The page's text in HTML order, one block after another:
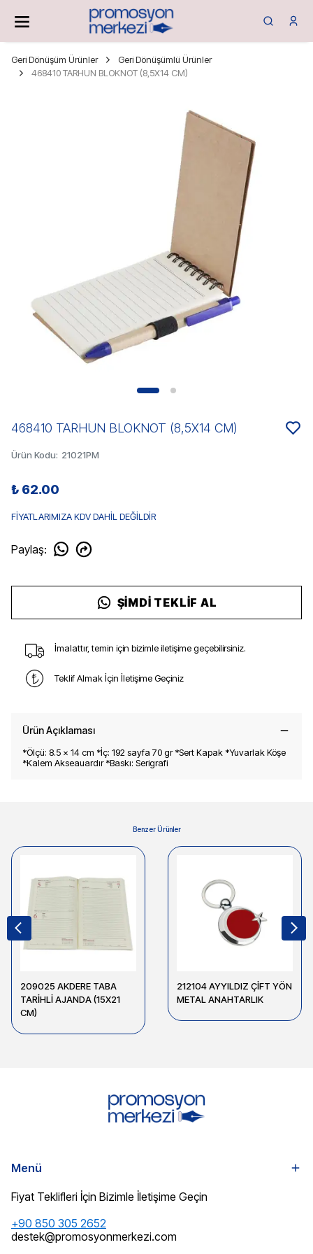
Geri Dönüşüm Ürünler
Geri Dönüşümlü Ürünler
468410 TARHUN BLOKNOT (8,5X14 CM)
468410 TARHUN BLOKNOT (8,5X14 CM)
Ürün Kodu: 21021PM
₺ 62.00
FİYATLARIMIZA KDV DAHİL DEĞİLDİR
Paylaş:
ŞIMDI TEKLIF AL
İmalattır, temin için bizimle iletişime geçebilirsiniz.
Teklif Almak İçin İletişime Geçiniz
Ürün Açıklaması
*Ölçü: 8.5 x 14 cm *İç: 192 sayfa 70 gr *Sert Kapak *Yuvarlak Köşe
*Kalem Akseauardır *Baskı: Serigrafi
Benzer Ürünler
209025 AKDERE TABA
TARİHLİ AJANDA (15X21
CM)
212104 AYYILDIZ ÇİFT YÖN
METAL ANAHTARLIK
Menü
Fiyat Teklifleri İçin Bizimle İletişime Geçin
+90 850 305 2652
destek@promosyonmerkezi.com